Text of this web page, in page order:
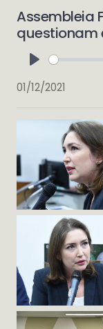
Assembleia
questionam
01/12/2021